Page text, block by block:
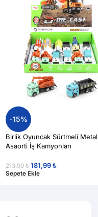
-15%
Birlik Oyuncak Sürtmeli Metal
Asaorti İş Kamyonları
213,99₺ 181,99₺
Sepete Ekle